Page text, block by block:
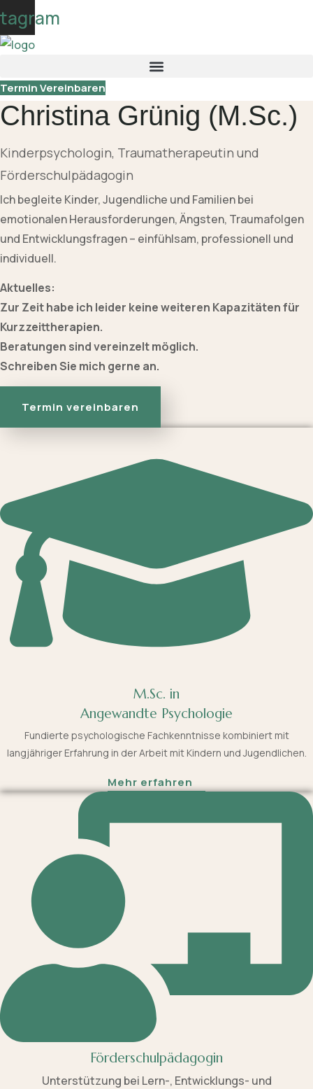
Skip
to
content
Termin Vereinbaren
Christina Grünig (M.Sc.)
Kinderpsychologin, Traumatherapeutin und
Förderschulpädagogin
Ich begleite Kinder, Jugendliche und Familien bei
emotionalen Herausforderungen, Ängsten, Traumafolgen
und Entwicklungsfragen – einfühlsam, professionell und
individuell.
Aktuelles:
Zur Zeit habe ich leider keine weiteren Kapazitäten für
Kurzzeittherapien.
Beratungen sind vereinzelt möglich.
Schreiben Sie mich gerne an.
Termin vereinbaren
M.Sc. in
Angewandte Psychologie
Fundierte psychologische Fachkenntnisse kombiniert mit
langjähriger Erfahrung in der Arbeit mit Kindern und Jugendlichen.
Mehr erfahren
Förderschulpädagogin
Unterstützung bei Lern-, Entwicklungs- und